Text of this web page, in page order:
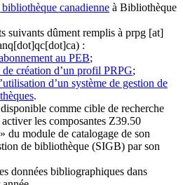
canadienne à Bibliothèque
suivants dûment remplis à prpg [at]
:
au PEB;
création d’un profil PRPG;
d’un système de gestion de
.
comme cible de recherche
les composantes Z39.50
du module de catalogage de son
de bibliothèque (SIGB) par son
données bibliographiques dans